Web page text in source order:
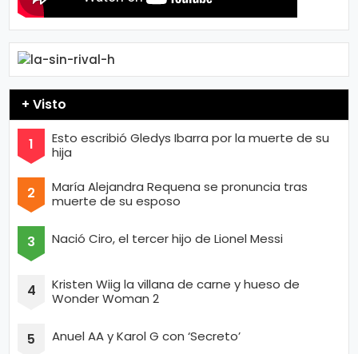
+ Visto
Esto escribió Gledys Ibarra por la muerte de su
hija
María Alejandra Requena se pronuncia tras
muerte de su esposo
Nació Ciro, el tercer hijo de Lionel Messi
Kristen Wiig la villana de carne y hueso de
Wonder Woman 2
Anuel AA y Karol G con ‘Secreto’